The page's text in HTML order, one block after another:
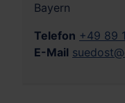
Bayern
Telefon +49 89
E-Mail